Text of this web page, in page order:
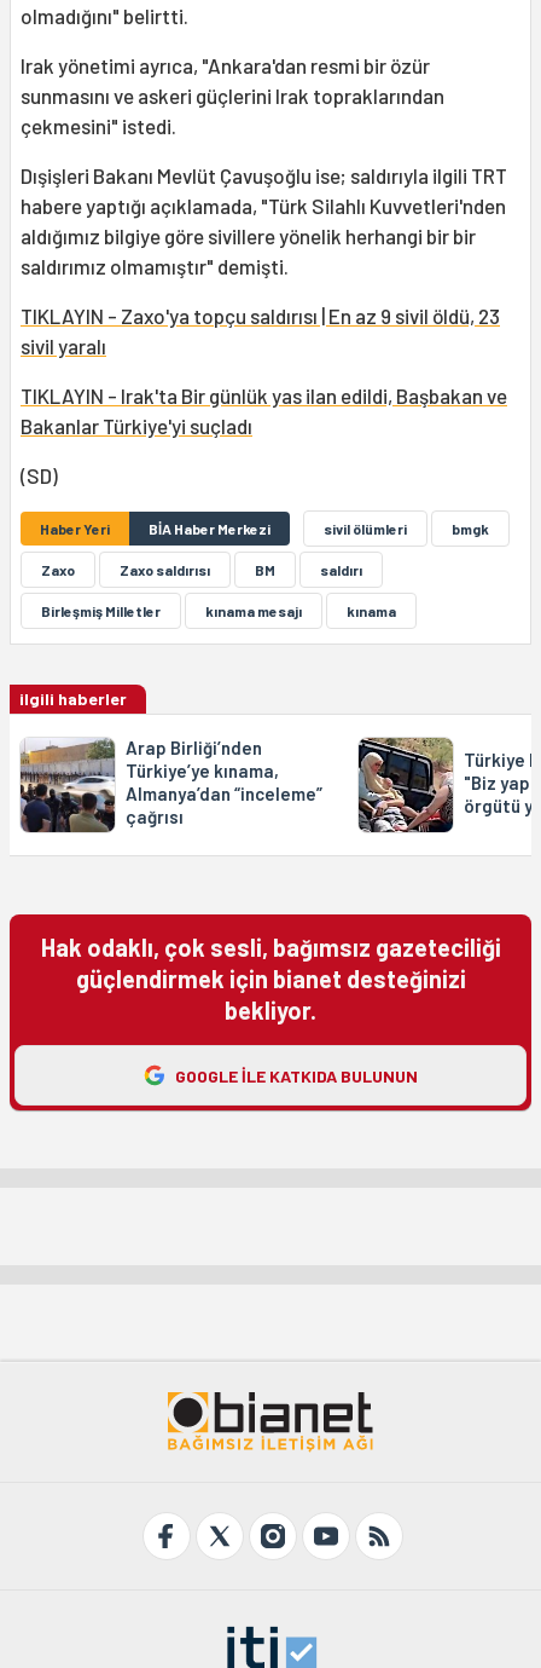
olmadığını" belirtti.
Irak yönetimi ayrıca, "Ankara'dan resmi bir özür
sunmasını ve askeri güçlerini Irak topraklarından
çekmesini" istedi.
Dışişleri Bakanı Mevlüt Çavuşoğlu ise; saldırıyla ilgili TRT
habere yaptığı açıklamada, "Türk Silahlı Kuvvetleri'nden
aldığımız bilgiye göre sivillere yönelik herhangi bir bir
saldırımız olmamıştır" demişti.
TIKLAYIN - Zaxo'ya topçu saldırısı | En az 9 sivil öldü, 23
sivil yaralı
TIKLAYIN - Irak'ta Bir günlük yas ilan edildi, Başbakan ve
Bakanlar Türkiye'yi suçladı
(SD)
Haber Yeri BİA Haber Merkezi sivil ölümleri bmgk
Zaxo Zaxo saldırısı BM saldırı
Birleşmiş Milletler kınama mesajı kınama
ilgili haberler
Arap Birliği’nden
Türkiye’ye kınama,
Almanya’dan “inceleme”
çağrısı
Türkiye
"Biz
örgütü
Hak odaklı, çok sesli, bağımsız gazeteciliği
güçlendirmek için bianet desteğinizi
bekliyor.
GOOGLE ILE KATKIDA BULUNUN